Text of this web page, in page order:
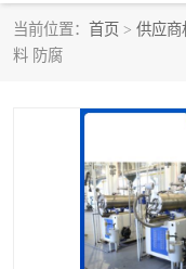
当前位置： 首页 > 供应商
料 防腐